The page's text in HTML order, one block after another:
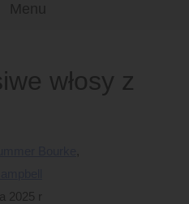
włosy z
2025 r